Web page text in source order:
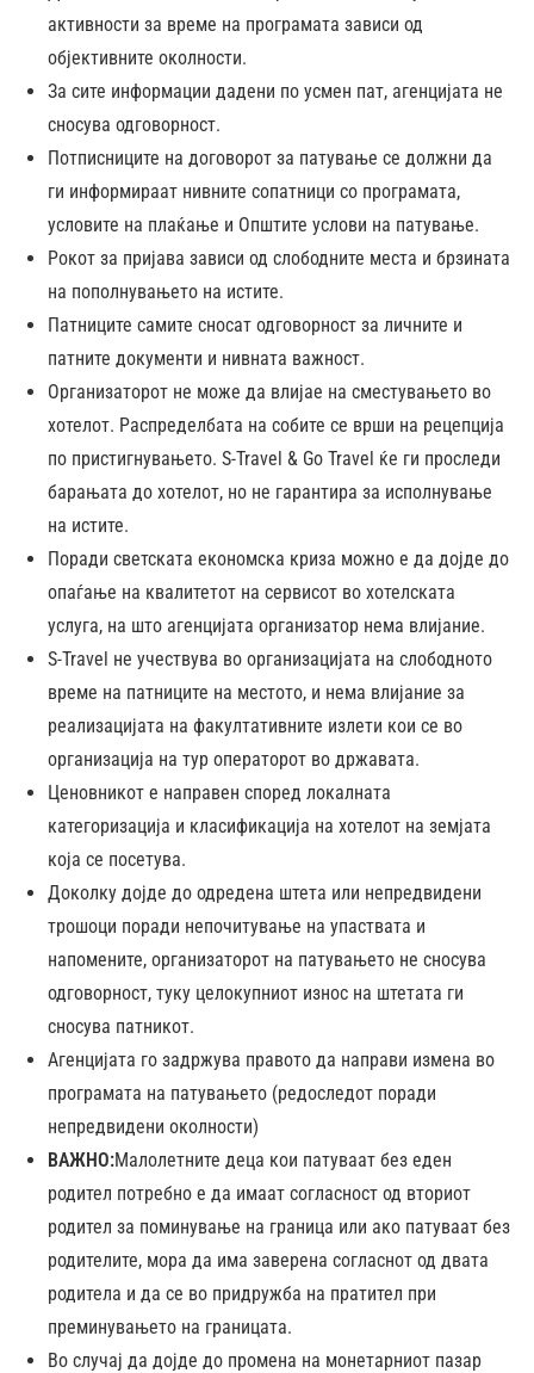
активности за време на програмата зависи од
објективните околности.
За сите информации дадени по усмен пат, агенцијата не
сносува одговорност.
Потписниците на договорот за патување се должни да
ги информираат нивните сопатници со програмата,
условите на плаќање и Општите услови на патување.
Рокот за пријава зависи од слободните места и брзината
на пополнувањето на истите.
Патниците самите сносат одговорност за личните и
патните документи и нивната важност.
Организаторот не може да влијае на сместувањето во
хотелот. Распределбата на собите се врши на рецепција
по пристигнувањето. S-Travel & Go Travel ќе ги проследи
барањата до хотелот, но не гарантира за исполнување
на истите.
Поради светската економска криза можно е да дојде до
опаѓање на квалитетот на сервисот во хотелската
услуга, на што агенцијата организатор нема влијание.
S-Travel не учествува во организацијата на слободното
време на патниците на местото, и нема влијание за
реализацијата на факултативните излети кои се во
организација на тур операторот во државата.
Ценовникот е направен според локалната
категоризација и класификација на хотелот на земјата
која се посетува.
Доколку дојде до одредена штета или непредвидени
трошоци поради непочитување на упаствата и
напомените, организаторот на патувањето не сносува
одговорност, туку целокупниот износ на штетата ги
сносува патникот.
Агенцијата го задржува правото да направи измена во
програмата на патувањето (редоследот поради
непредвидени околности)
ВАЖНО:Малолетните деца кои патуваат без еден
родител потребно е да имаат согласност од вториот
родител за поминување на граница или ако патуваат без
родителите, мора да има заверена согласнот од двата
родитела и да се во придружба на пратител при
преминувањето на границата.
Во случај да дојде до промена на монетарниот пазар